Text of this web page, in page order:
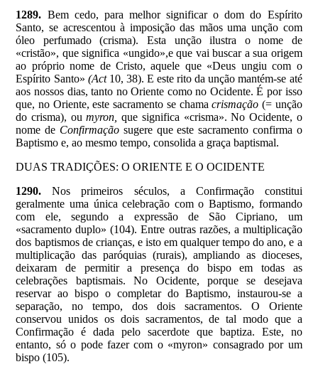
1289. Bem cedo, para melhor significar o dom do Espírito
Santo, se acrescentou à imposição das mãos uma unção com
óleo perfumado (crisma). Esta unção ilustra o nome de
«cristão», que significa «ungido»,e que vai buscar a sua origem
ao próprio nome de Cristo, aquele que «Deus ungiu com o
Espírito Santo» (Act 10, 38). E este rito da unção mantém-se até
aos nossos dias, tanto no Oriente como no Ocidente. É por isso
que, no Oriente, este sacramento se chama crismação (= unção
do crisma), ou myron, que significa «crisma». No Ocidente, o
nome de Confirmação sugere que este sacramento confirma o
Baptismo e, ao mesmo tempo, consolida a graça baptismal.
DUAS TRADIÇÕES: O ORIENTE E O OCIDENTE
1290.
Nos primeiros séculos, a Confirmação constitui
geralmente uma única celebração com o Baptismo, formando
com ele, segundo a expressão de São Cipriano, um
«sacramento duplo» (104). Entre outras razões, a multiplicação
dos baptismos de crianças, e isto em qualquer tempo do ano, e a
multiplicação das paróquias (rurais), ampliando as dioceses,
deixaram de permitir a presença do bispo em todas as
celebrações baptismais. No Ocidente, porque se desejava
reservar ao bispo o completar do Baptismo, instaurou-se a
separação, no tempo, dos dois sacramentos. O Oriente
conservou unidos os dois sacramentos, de tal modo que a
Confirmação é dada pelo sacerdote que baptiza. Este, no
entanto, só o pode fazer com o «myron» consagrado por um
bispo (105).